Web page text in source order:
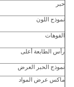
حبر
نموذج اللون
الفوهات
رأس الطابعة أعلى
نموذج الحبر العرض
ماكس عرض المواد